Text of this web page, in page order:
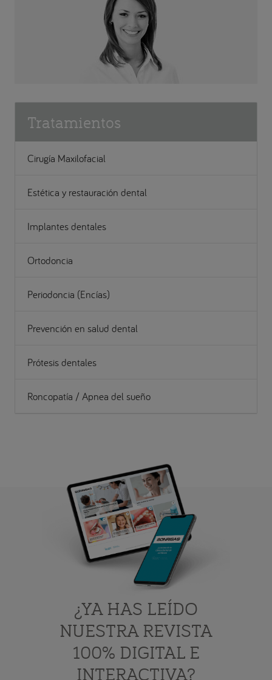
Tratamientos
Cirugía Maxilofacial
Estética y restauración dental
Implantes dentales
Ortodoncia
Periodoncia (Encías)
Prevención en salud dental
Prótesis dentales
Roncopatía / Apnea del sueño
¿YA HAS LEÍDO
NUESTRA REVISTA
100% DIGITAL E
INTERACTIVA?